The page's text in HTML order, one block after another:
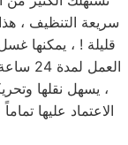
سريعة التنظيف ،
قليلة ! ، يمكنها
، يسهل نقلها
الاعتماد عليها